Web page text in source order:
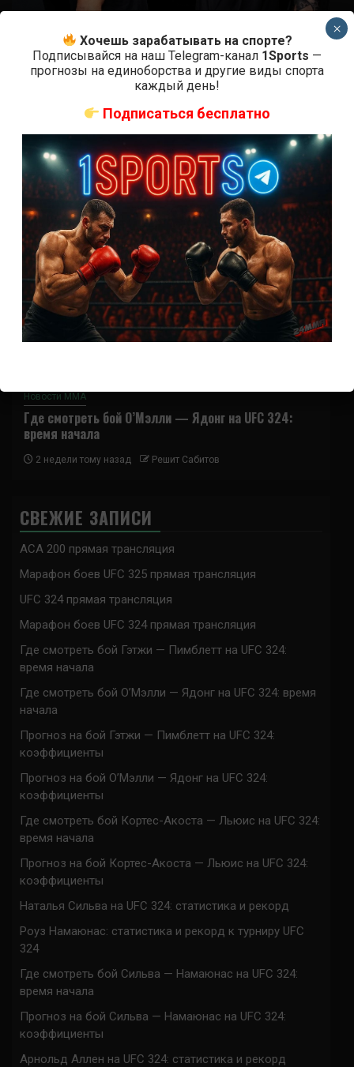
Новости ММА
Где смотреть бой Гэтжи — Пимблетт на UFC 324:
Новости ММА
Где смотреть бой О’Мэлли — Ядонг на UFC 324:
время начала
2 недели тому назад Решит Сабитов
СВЕЖИЕ ЗАПИСИ
ACA 200 прямая трансляция
Марафон боев UFC 325 прямая трансляция
UFC 324 прямая трансляция
Марафон боев UFC 324 прямая трансляция
Где смотреть бой Гэтжи — Пимблетт на UFC 324:
время начала
Где смотреть бой О’Мэлли — Ядонг на UFC 324: время
начала
Прогноз на бой Гэтжи — Пимблетт на UFC 324:
коэффициенты
Прогноз на бой О’Мэлли — Ядонг на UFC 324:
коэффициенты
Где смотреть бой Кортес-Акоста — Льюис на UFC 324:
время начала
Прогноз на бой Кортес-Акоста — Льюис на UFC 324:
коэффициенты
Наталья Сильва на UFC 324: статистика и рекорд
Роуз Намаюнас: статистика и рекорд к турниру UFC
324
Где смотреть бой Сильва — Намаюнас на UFC 324:
время начала
Прогноз на бой Сильва — Намаюнас на UFC 324:
коэффициенты
Арнольд Аллен на UFC 324: статистика и рекорд
Хочешь зарабатывать на спорте?
Подписывайся на наш Telegram-канал 1Sports —
прогнозы на единоборства и другие виды спорта
каждый день!
Подписаться бесплатно
×